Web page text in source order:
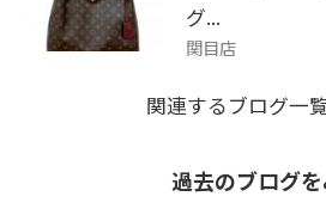
グ...
関目店
関連するブログ一
過去のブログ